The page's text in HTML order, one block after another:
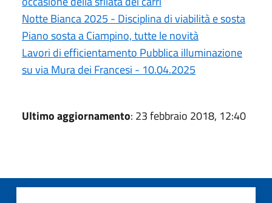
Notte Bianca 2025 - Disciplina di viabilità e sosta
Piano sosta a Ciampino, tutte le novità
Lavori di efficientamento Pubblica illuminazione
su via Mura dei Francesi - 10.04.2025
Ultimo aggiornamento: 23 febbraio 2018, 12:40